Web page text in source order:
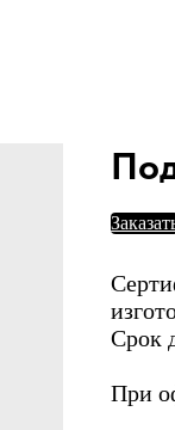
Срок
При